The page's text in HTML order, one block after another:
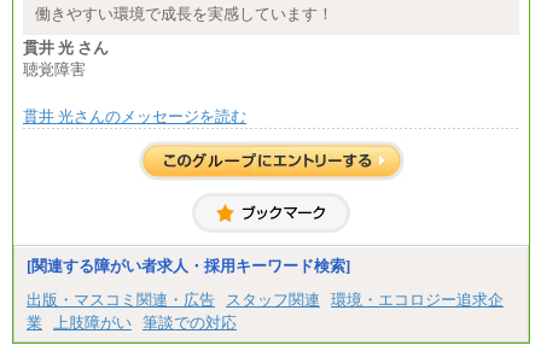
◆契約社員
※2…大阪府、京都府、兵庫県、滋賀県
※3…愛知県、静岡県
※4…北海道、宮城県、栃木県、群馬県、長野県、新
潟県、富山県、石川県、岡山県、広島県、山口県、
香川県、福岡県
※5…青森県、鳥取県、島根県、愛媛県、高知県、大
分県、長崎県、熊本県、宮崎県、鹿児島県、沖縄
◆パート・アルバイト
時給制：最低時給額 1,050円～ ※勤務地により異な
る。
【エアサーブ】
※詳細はJTBキャリアサイトよりご確認ください。
総合職 月給220,000～230,000円＋地域間調整給
整給
※詳細はJTBキャリアサイトよりご確認ください。
■(株)JTBコミュニケーションデザイン
総合職 月給230,000円
みなし残業手当：20,000円（一律支給）※みなし
残業手当の残業時間は10.43時間。
間に応じて、時間外手当等を支給。
エリアサポート職 月給188,000円
働きやすい環境で成長を実感しています！
貫井 光 さん
聴覚障害
貫井 光さんのメッセージを読む
[関連する障がい者求人・採用キーワード検索]
出版・マスコミ関連・広告
スタッフ関連
環境・エコロジー追求企
業
上肢障がい 筆談での対応